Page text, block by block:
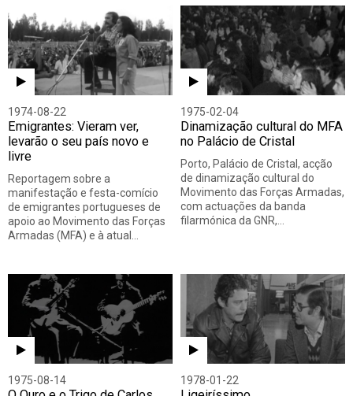
1974-08-22
Emigrantes: Vieram ver,
levarão o seu país novo e
livre
Reportagem sobre a
manifestação e festa-comício
de emigrantes portugueses de
apoio ao Movimento das Forças
Armadas (MFA) e à atual…
1975-02-04
Dinamização cultural do MFA
no Palácio de Cristal
Porto, Palácio de Cristal, acção
de dinamização cultural do
Movimento das Forças Armadas,
com actuações da banda
filarmónica da GNR,…
1975-08-14 1978-01-22